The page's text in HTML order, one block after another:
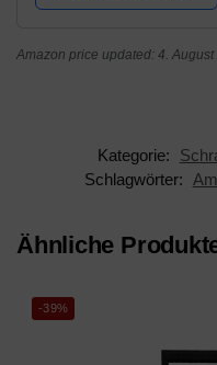
Amazon price updated: 4.
Kategorie:
Schlagwörter:
Ähnliche
-39%